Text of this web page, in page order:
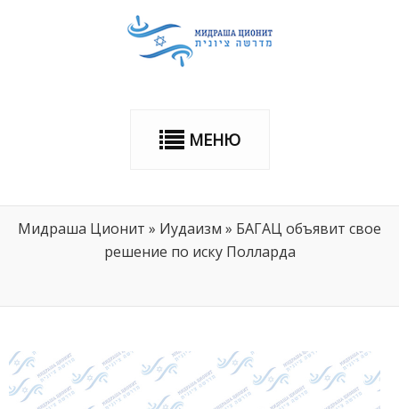
МЕНЮ
Мидраша Ционит » Иудаизм » БАГАЦ объявит свое
решение по иску Полларда